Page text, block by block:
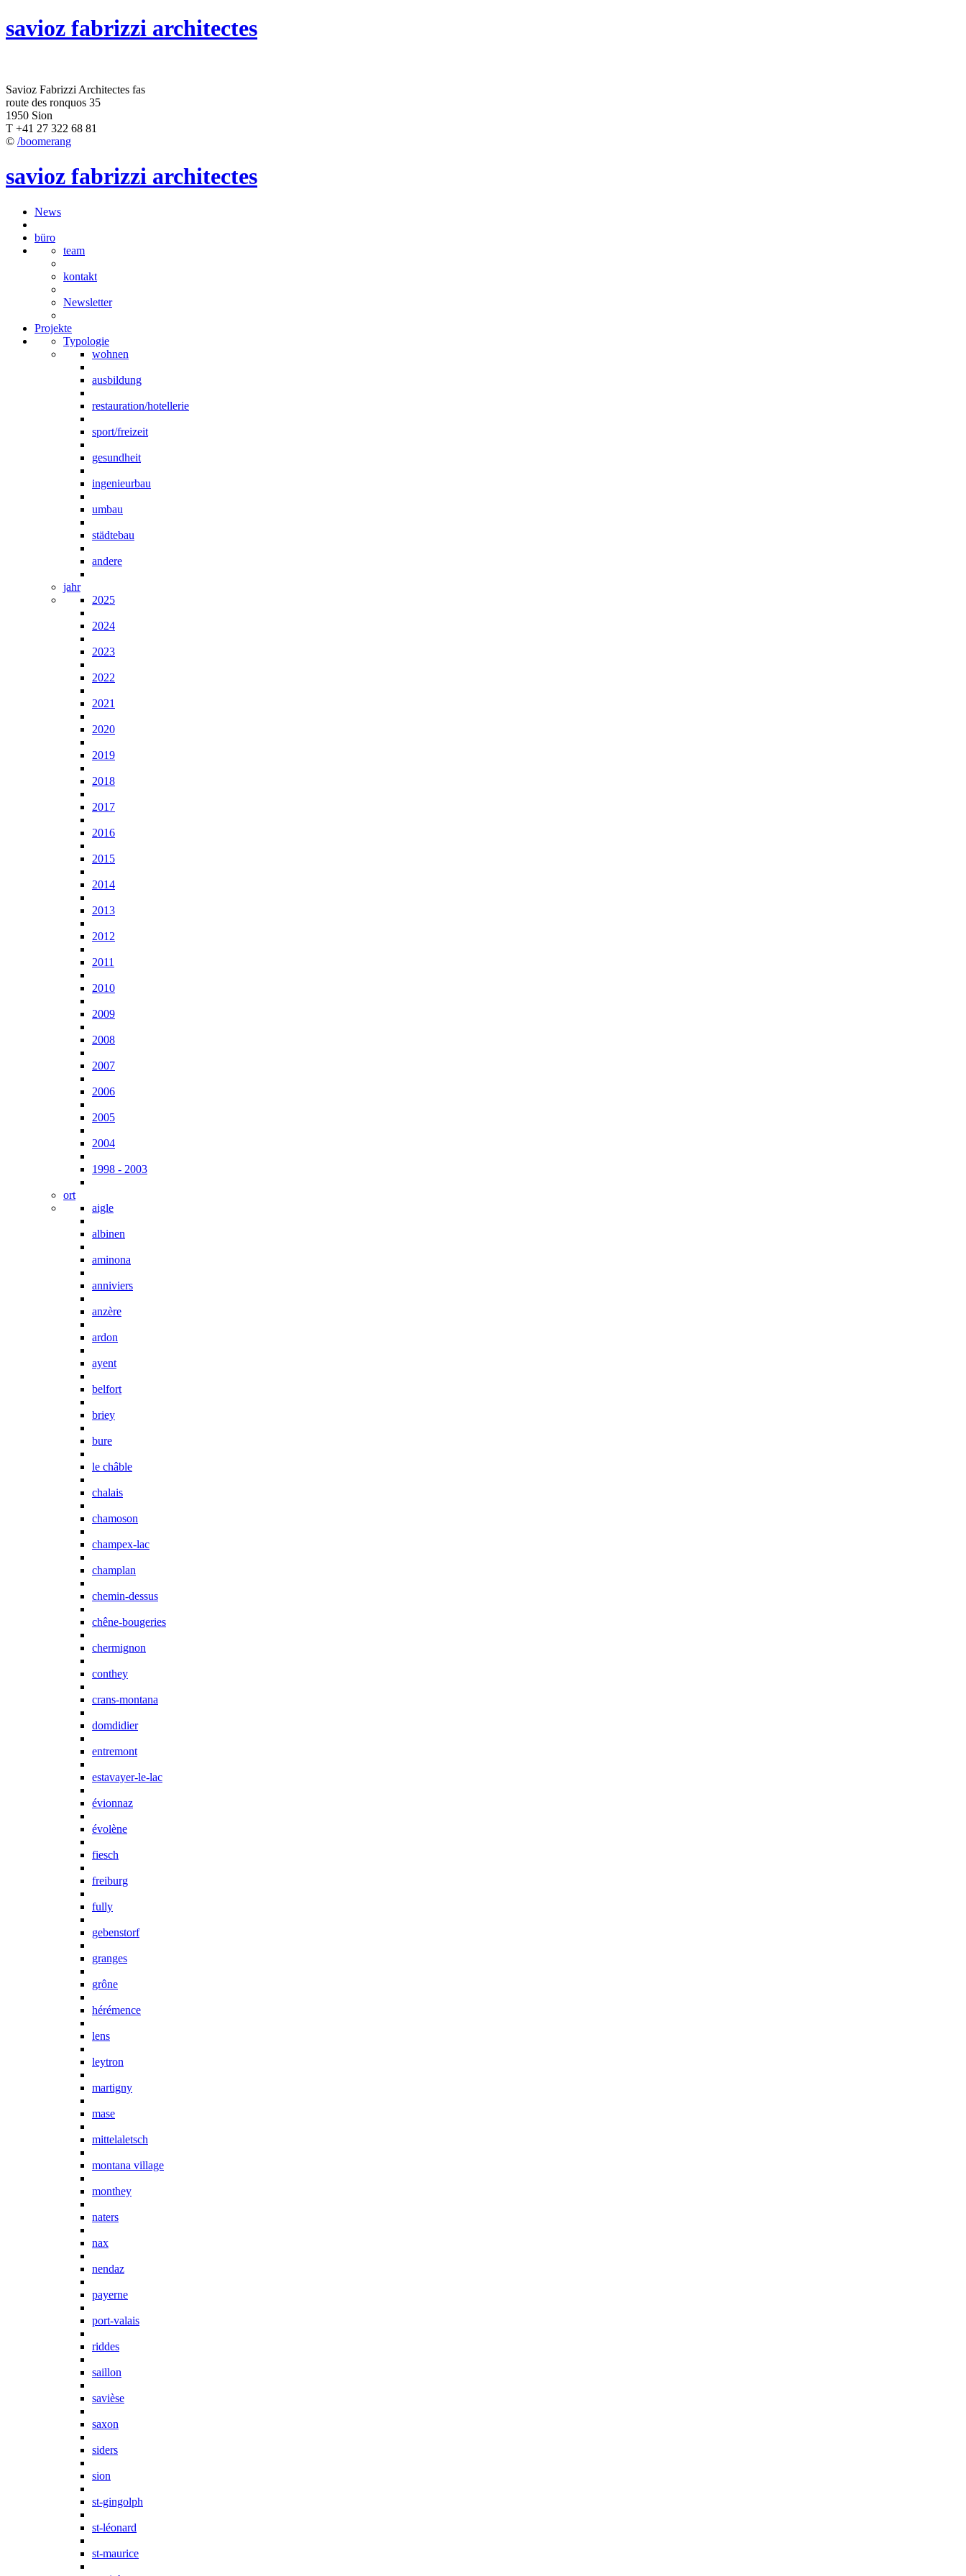
savioz fabrizzi architectes
Savioz Fabrizzi Architectes fas
route des ronquos 35
1950 Sion
T +41 27 322 68 81
© /boomerang
savioz fabrizzi architectes
News
büro
team
kontakt
Newsletter
Projekte
Typologie
wohnen
ausbildung
restauration/hotellerie
sport/freizeit
gesundheit
ingenieurbau
umbau
städtebau
andere
jahr
2025
2024
2023
2022
2021
2020
2019
2018
2017
2016
2015
2014
2013
2012
2011
2010
2009
2008
2007
2006
2005
2004
1998 - 2003
ort
aigle
albinen
aminona
anniviers
anzère
ardon
ayent
belfort
briey
bure
le châble
chalais
chamoson
champex-lac
champlan
chemin-dessus
chêne-bougeries
chermignon
conthey
crans-montana
domdidier
entremont
estavayer-le-lac
évionnaz
évolène
fiesch
freiburg
fully
gebenstorf
granges
grône
hérémence
lens
leytron
martigny
mase
mittelaletsch
montana village
monthey
naters
nax
nendaz
payerne
port-valais
riddes
saillon
savièse
saxon
siders
sion
st-gingolph
st-léonard
st-maurice